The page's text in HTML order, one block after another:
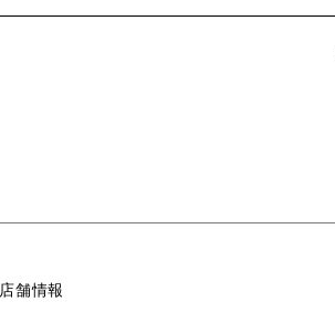
店舗情報